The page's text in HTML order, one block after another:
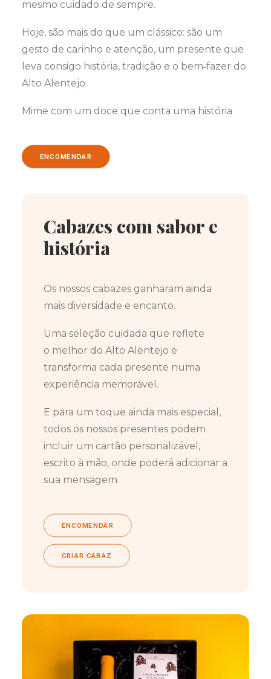
mesmo cuidado de sempre.
Hoje, são mais do que um clássico: são um
gesto de carinho e atenção, um presente que
leva consigo história, tradição e o bem‑fazer do
Alto Alentejo.
Mime com um doce que conta uma história
ENCOMENDAR
Cabazes com sabor e
história
Os nossos cabazes ganharam ainda
mais diversidade e encanto.
Uma seleção cuidada que reflete
o melhor do Alto Alentejo e
transforma cada presente numa
experiência memorável.
E para um toque ainda mais especial,
todos os nossos presentes podem
incluir um cartão personalizável,
escrito à mão, onde poderá adicionar a
sua mensagem.
ENCOMENDAR
CRIAR CABAZ